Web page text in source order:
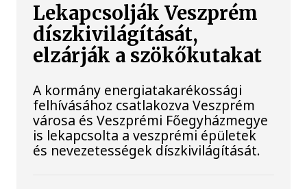
Lekapcsolják Veszprém
díszkivilágítását,
elzárják a szökőkutakat
A kormány energiatakarékossági
felhívásához csatlakozva Veszprém
városa és Veszprémi Főegyházmegye
is lekapcsolta a veszprémi épületek
és nevezetességek díszkivilágítását.